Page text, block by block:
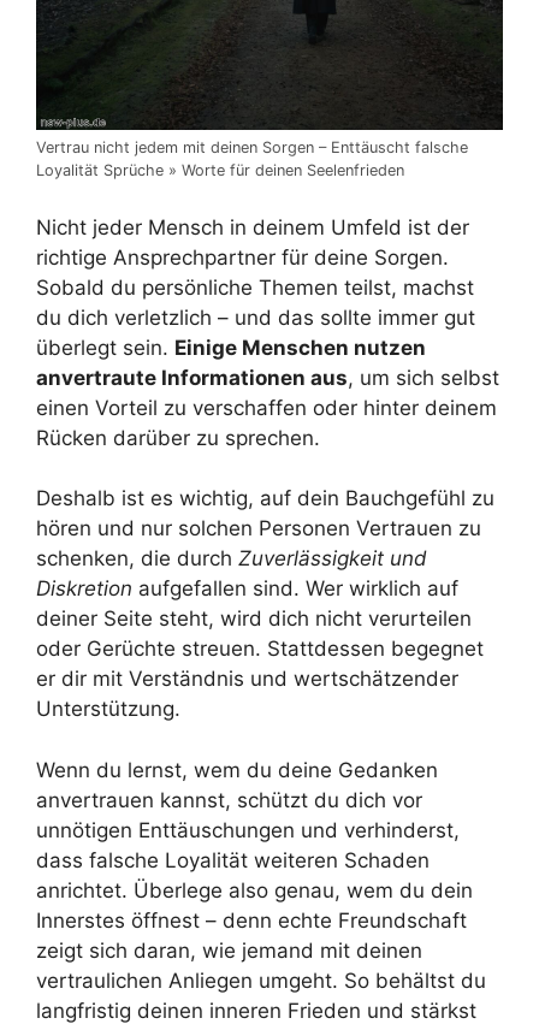
Vertrau nicht jedem mit deinen Sorgen – Enttäuscht falsche
Loyalität Sprüche » Worte für deinen Seelenfrieden
Nicht jeder Mensch in deinem Umfeld ist der
richtige Ansprechpartner für deine Sorgen.
Sobald du persönliche Themen teilst, machst
du dich verletzlich – und das sollte immer gut
überlegt sein. Einige Menschen nutzen
anvertraute Informationen aus, um sich selbst
einen Vorteil zu verschaffen oder hinter deinem
Rücken darüber zu sprechen.
Deshalb ist es wichtig, auf dein Bauchgefühl zu
hören und nur solchen Personen Vertrauen zu
schenken, die durch Zuverlässigkeit und
Diskretion aufgefallen sind. Wer wirklich auf
deiner Seite steht, wird dich nicht verurteilen
oder Gerüchte streuen. Stattdessen begegnet
er dir mit Verständnis und wertschätzender
Unterstützung.
Wenn du lernst, wem du deine Gedanken
anvertrauen kannst, schützt du dich vor
unnötigen Enttäuschungen und verhinderst,
dass falsche Loyalität weiteren Schaden
anrichtet. Überlege also genau, wem du dein
Innerstes öffnest – denn echte Freundschaft
zeigt sich daran, wie jemand mit deinen
vertraulichen Anliegen umgeht. So behältst du
langfristig deinen inneren Frieden und stärkst